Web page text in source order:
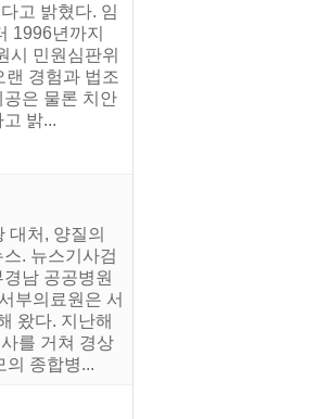
고 밝혔다. 임
1996년까지
시 민원심판위
랜 경험과 법조
은 물론 치안
밝...
대처, 양질의
. 뉴스기사검
남 공공병원
부의료원은 서
왔다. 지난해
를 거쳐 경상
의 종합병...